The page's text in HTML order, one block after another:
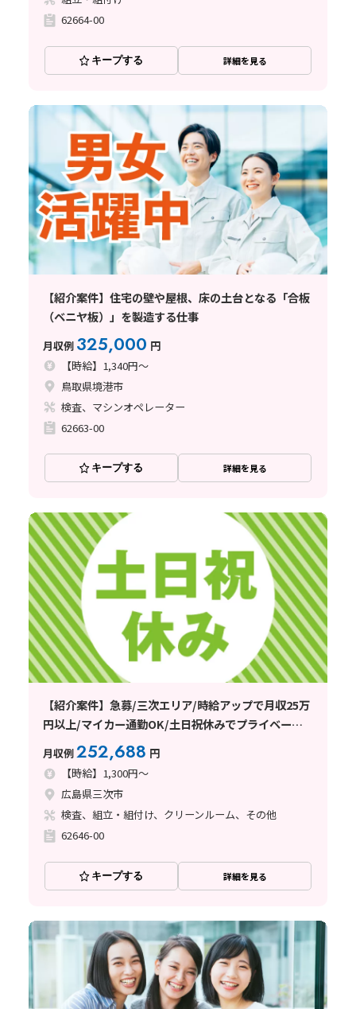
62664-00
キープする 詳細を見る
【紹介案件】住宅の壁や屋根、床の土台となる「合板
（ベニヤ板）」を製造する仕事
月収例 325,000 円
【時給】1,340円～
鳥取県境港市
検査、マシンオペレーター
62663-00
キープする 詳細を見る
【紹介案件】急募/三次エリア/時給アップで月収25万
円以上/マイカー通勤OK/土日祝休みでプライベート
との両立◎
月収例252,688 円
【時給】1,300円～
広島県三次市
検査、組立・組付け、クリーンルーム、その他
62646-00
キープする 詳細を見る